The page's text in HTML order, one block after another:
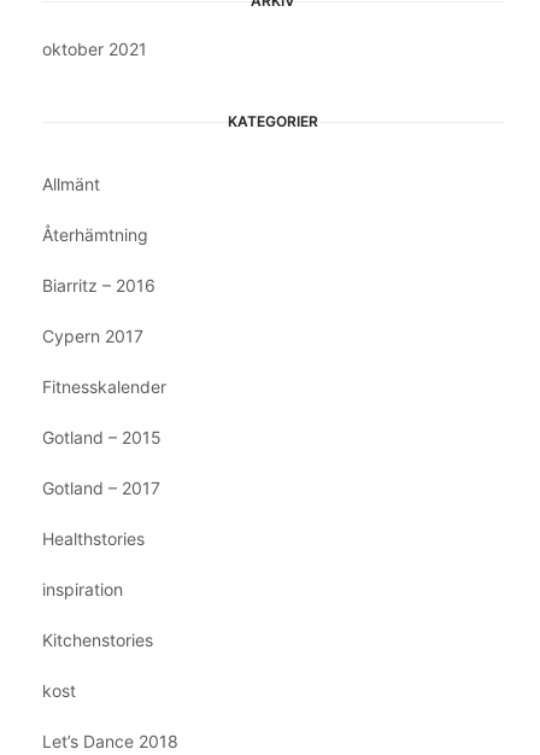
oktober 2021
KATEGORIER
Allmänt
Återhämtning
Biarritz – 2016
Cypern 2017
Fitnesskalender
Gotland – 2015
Gotland – 2017
Healthstories
inspiration
Kitchenstories
kost
Let’s Dance 2018